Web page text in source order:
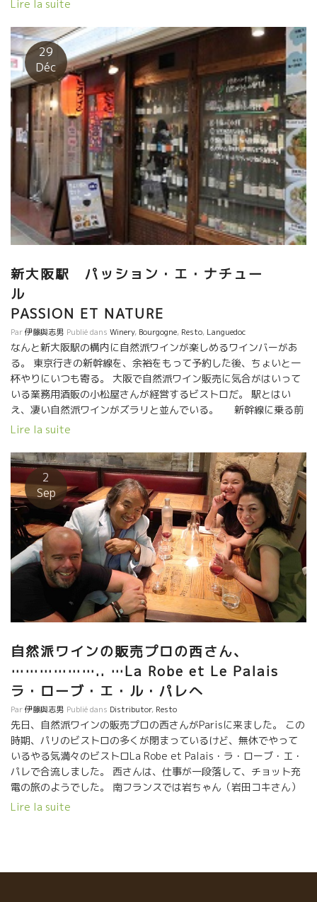
よ。 温かいファミリーとの昼食、癒されます。 今日は岩ちゃんが
仕込んだワインも一緒に飲みました。 2005年に小松さんがスリエ
に来た時の写真を添付。
Lire la suite
29
Déc
新大阪駅 パッション・エ・ナチュー
ル
PASSION ET NATURE
Par伊藤與志男 Publié dans Winery, Bourgogne, Resto, Languedoc
なんと新大阪駅の構内に自然派ワインが楽しめるワインバーがあ
る。 東京行きの新幹線を、余裕をもって予約した後、ちょいと一
杯やりにいつも寄る。 大阪で自然派ワイン販売に気合がはいって
いる業務用酒販の小松屋さんが経営するビストロだ。 駅とはい
え、凄い自然派ワインがズラリと並んでいる。 新幹線に乗る前
に、よく眠れるようにパカレ・ヌーヴォーを一杯ひっかけた。
いよいよラングドックに畑を購入した。 小松屋社員の岩田さん
（岩ちゃん）が滞在している。 アシニャン村のシラー品種の畑を
購入した。 これからが楽しみな小松屋さん。 ヌーヴォーを飲みな
がらフランスの岩ちゃんに思いをはせた。 岩ちゃん元気でやって
いるかな？
Lire la suite
2
Sep
自然派ワインの販売プロの西さん、
……………….. …La Robe et Le Palais
ラ・ローブ・エ・ル・パレへ
Par伊藤與志男 Publié dans Distributor, Resto
先日、自然派ワインの販売プロの西さんがParisに来ました。 この
時期、パリのビストロの多くが閉まっているけど、無休でやって
いるやる気満々のビストロLa Robe et Palais・ラ・ローブ・エ・
パレで合流しました。 西さんは、仕事が一段落して、チョット充
電の旅のようでした。 南フランスでは岩ちゃん（岩田コキさん）
と逢って、一緒にスペインまで行ってきたとのこと。 ２週間ほど
Lire la suite